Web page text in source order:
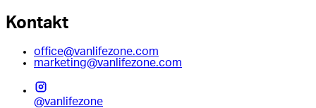
Kontakt
office@vanlifezone.com
marketing@vanlifezone.com
@vanlifezone